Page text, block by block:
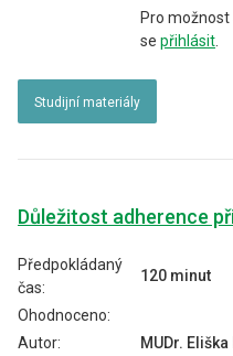
Pro
se přihlásit
Studijní materiály
Důležitost adherence
Předpokládaný
čas:
120 minut
Ohodnoceno:
Autor:
MUDr.